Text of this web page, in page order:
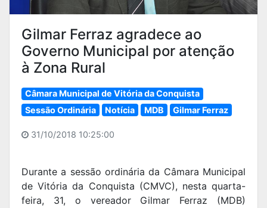
Gilmar Ferraz agradece ao
Governo Municipal por atenção
à Zona Rural
Câmara Municipal de Vitória da Conquista
Sessão Ordinária
Notícia MDB Gilmar Ferraz
31/10/2018 10:25:00
Durante a sessão ordinária da Câmara Municipal
de Vitória da Conquista (CMVC), nesta quarta-
feira, 31, o vereador Gilmar Ferraz (MDB)